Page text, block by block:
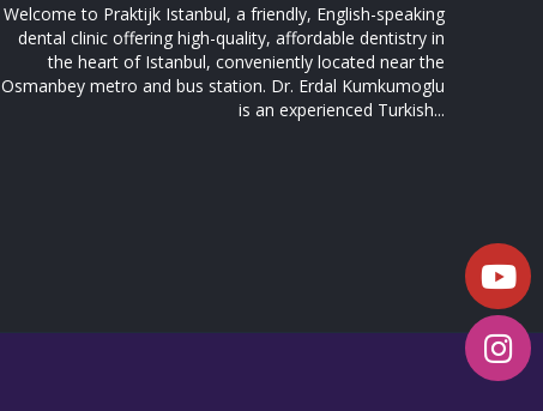
Welcome to Praktijk Istanbul, a friendly, English-speaking
dental clinic offering high-quality, affordable dentistry in
the heart of Istanbul, conveniently located near the
Osmanbey metro and bus station. Dr. Erdal Kumkumoglu
is an experienced Turkish...